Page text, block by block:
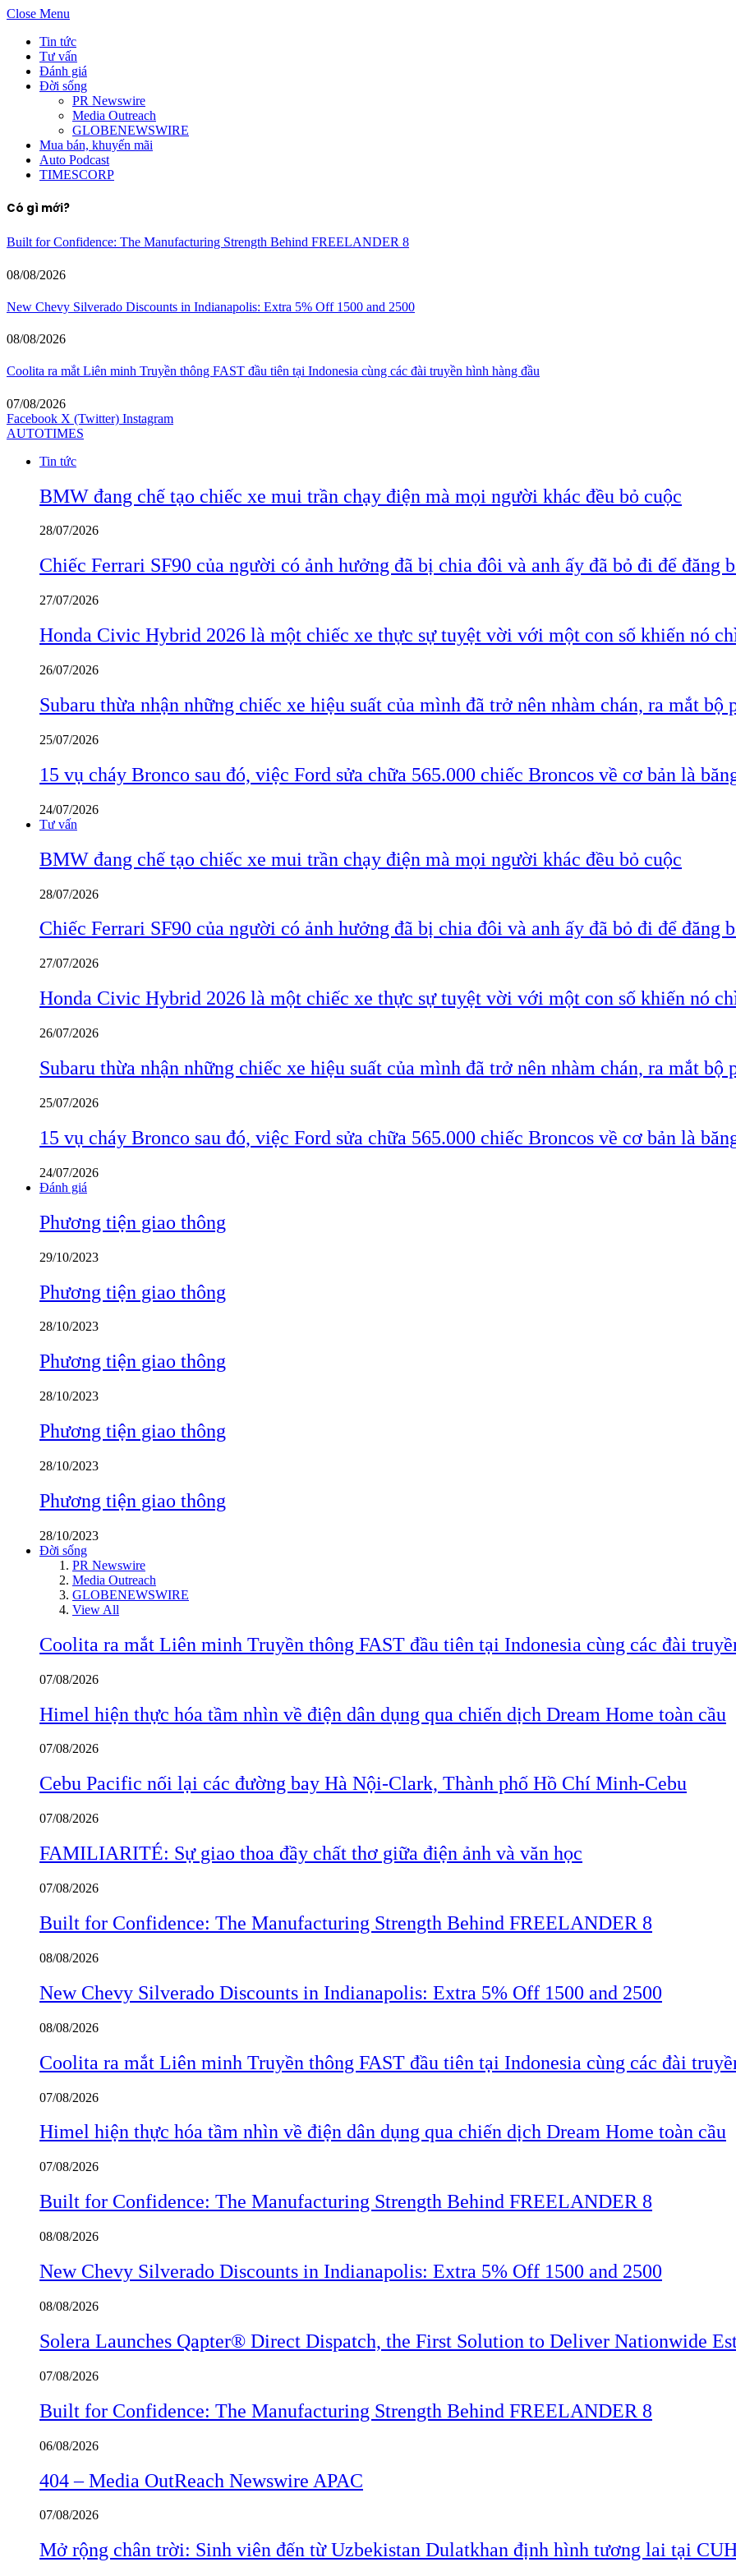
Close Menu
Tin tức
Tư vấn
Đánh giá
Đời sống
PR Newswire
Media Outreach
GLOBENEWSWIRE
Mua bán, khuyến mãi
Auto Podcast
TIMESCORP
Có gì mới?
Built for Confidence: The Manufacturing Strength Behind FREELANDER 8
08/08/2026
New Chevy Silverado Discounts in Indianapolis: Extra 5% Off 1500 and 2500
08/08/2026
Coolita ra mắt Liên minh Truyền thông FAST đầu tiên tại Indonesia cùng các đài truyền hình hàng đầu
07/08/2026
Facebook X (Twitter) Instagram
AUTOTIMES
Tin tức
BMW đang chế tạo chiếc xe mui trần chạy điện mà mọi người khác đều bỏ cuộc
28/07/2026
Chiếc Ferrari SF90 của người có ảnh hưởng đã bị chia đôi và anh ấy đã bỏ đi để đăng
27/07/2026
Honda Civic Hybrid 2026 là một chiếc xe thực sự tuyệt vời với một con số khiến nó
26/07/2026
Subaru thừa nhận những chiếc xe hiệu suất của mình đã trở nên nhàm chán, ra mắt bộ
25/07/2026
15 vụ cháy Bronco sau đó, việc Ford sửa chữa 565.000 chiếc Broncos về cơ bản là
24/07/2026
Tư vấn
BMW đang chế tạo chiếc xe mui trần chạy điện mà mọi người khác đều bỏ cuộc
28/07/2026
Chiếc Ferrari SF90 của người có ảnh hưởng đã bị chia đôi và anh ấy đã bỏ đi để đăng
27/07/2026
Honda Civic Hybrid 2026 là một chiếc xe thực sự tuyệt vời với một con số khiến nó
26/07/2026
Subaru thừa nhận những chiếc xe hiệu suất của mình đã trở nên nhàm chán, ra mắt bộ
25/07/2026
15 vụ cháy Bronco sau đó, việc Ford sửa chữa 565.000 chiếc Broncos về cơ bản là
24/07/2026
Đánh giá
Phương tiện giao thông
29/10/2023
Phương tiện giao thông
28/10/2023
Phương tiện giao thông
28/10/2023
Phương tiện giao thông
28/10/2023
Phương tiện giao thông
28/10/2023
Đời sống
PR Newswire
Media Outreach
GLOBENEWSWIRE
View All
Coolita ra mắt Liên minh Truyền thông FAST đầu tiên tại Indonesia cùng các đài
07/08/2026
Himel hiện thực hóa tầm nhìn về điện dân dụng qua chiến dịch Dream Home toàn cầu
07/08/2026
Cebu Pacific nối lại các đường bay Hà Nội-Clark, Thành phố Hồ Chí Minh-Cebu
07/08/2026
FAMILIARITÉ: Sự giao thoa đầy chất thơ giữa điện ảnh và văn học
07/08/2026
Built for Confidence: The Manufacturing Strength Behind FREELANDER 8
08/08/2026
New Chevy Silverado Discounts in Indianapolis: Extra 5% Off 1500 and 2500
08/08/2026
Coolita ra mắt Liên minh Truyền thông FAST đầu tiên tại Indonesia cùng các đài
07/08/2026
Himel hiện thực hóa tầm nhìn về điện dân dụng qua chiến dịch Dream Home toàn cầu
07/08/2026
Built for Confidence: The Manufacturing Strength Behind FREELANDER 8
08/08/2026
New Chevy Silverado Discounts in Indianapolis: Extra 5% Off 1500 and 2500
08/08/2026
Solera Launches Qapter® Direct Dispatch, the First Solution to Deliver Nationwide
07/08/2026
Built for Confidence: The Manufacturing Strength Behind FREELANDER 8
06/08/2026
404 – Media OutReach Newswire APAC
07/08/2026
Mở rộng chân trời: Sinh viên đến từ Uzbekistan Dulatkhan định hình tương lai tại